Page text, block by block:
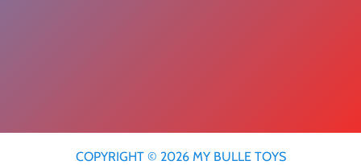
COPYRIGHT © 2026 MY BULLE TOYS